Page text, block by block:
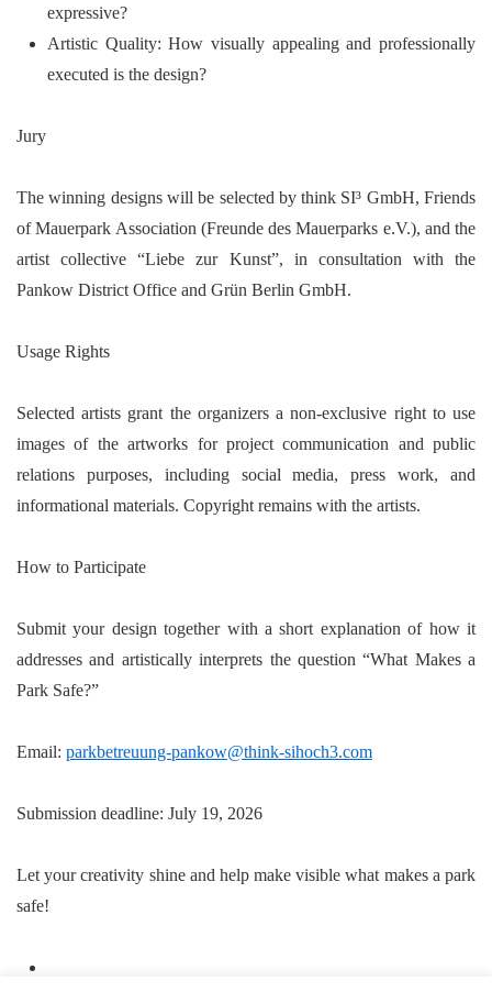
expressive?
Artistic Quality: How visually appealing and professionally
executed is the design?
Jury
The winning designs will be selected bythink SI³ GmbH,Friends
of Mauerpark Association (Freunde des Mauerparks e.V.), and the
artist collective“Liebe zur Kunst”, in consultation with the
Pankow District Office and Grün Berlin GmbH.
Usage Rights
Selected artists grant the organizers a non-exclusive right to use
images of the artworks for project communication and public
relations purposes, including social media, press work, and
informational materials. Copyright remains with the artists.
How to Participate
Submit your design together with a short explanation of how it
addresses and artistically interprets the question“What Makes a
Park Safe?”
Email: parkbetreuung-pankow@think-sihoch3.com
Submission deadline: July 19, 2026
Let your creativity shine and help make visible what makes a park
safe!